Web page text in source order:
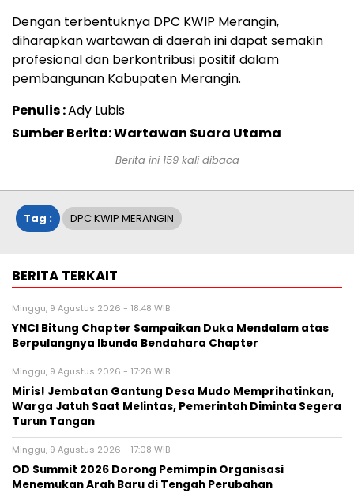
Dengan terbentuknya DPC KWIP Merangin,
diharapkan wartawan di daerah ini dapat semakin
profesional dan berkontribusi positif dalam
pembangunan Kabupaten Merangin.
Penulis :Ady Lubis
Sumber Berita: Wartawan Suara Utama
Berita ini 159kali dibaca
Tag : DPC KWIP MERANGIN
BERITA TERKAIT
Minggu, 9 Agustus 2026 - 18:48 WIB
YNCI Bitung Chapter Sampaikan Duka Mendalam atas
Berpulangnya Ibunda Bendahara Chapter
Minggu, 9 Agustus 2026 - 17:26 WIB
Miris! Jembatan Gantung Desa Mudo Memprihatinkan,
Warga Jatuh Saat Melintas, Pemerintah Diminta Segera
Turun Tangan
Minggu, 9 Agustus 2026 - 17:08 WIB
OD Summit 2026 Dorong Pemimpin Organisasi
Menemukan Arah Baru di Tengah Perubahan